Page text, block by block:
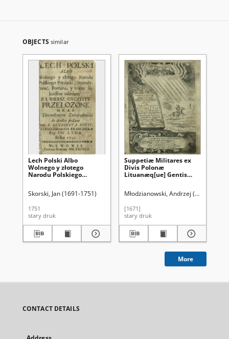
OBJECTS similar
Lech Polski Albo
Wolnego y złotego
Narodu Polskiego
sukcessow odmiany. Na
Przełozone Oraz [...] do
druku podane
Skorski, Jan (1691-1751)
1751
stary druk
Suppetiæ Militares ex
Divis Polonæ
Lituanæq[ue] Gentis
Scriptae & [...] Michaeli
Supremo M. D. L.
Exercituum Duci [...]
oblatæ
Młodzianowski, Andrzej (1627?-
[1671]
stary druk
More
CONTACT DETAILS